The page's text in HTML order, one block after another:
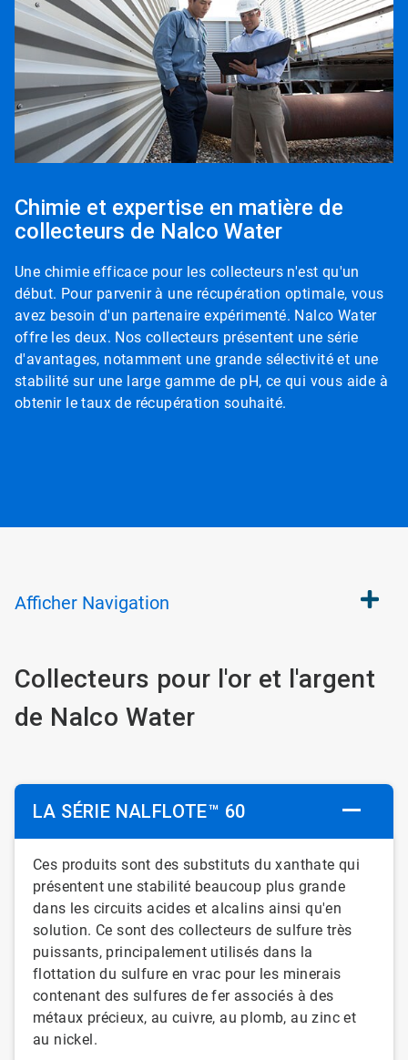
Chimie et expertise en matière de
collecteurs de Nalco Water
Une chimie efficace pour les collecteurs n'est qu'un
début. Pour parvenir à une récupération optimale, vous
avez besoin d'un partenaire expérimenté. Nalco Water
offre les deux.​​​​​​​ Nos collecteurs présentent une série
d'avantages, notamment une grande sélectivité et une
stabilité sur une large gamme de pH, ce qui vous aide à
obtenir le taux de récupération souhaité.
Afficher Navigation
Collecteurs pour l'or et l'argent
de Nalco Water​​​​​​​​​​​​​​
LA SÉRIE NALFLOTE™ 60
Ces produits sont des substituts du xanthate qui
présentent une stabilité beaucoup plus grande
dans les circuits acides et alcalins ainsi qu'en
solution. Ce sont des collecteurs de sulfure très
puissants, principalement utilisés dans la
flottation du sulfure en vrac pour les minerais
contenant des sulfures de fer associés à des
métaux précieux, au cuivre, au plomb, au zinc et
au nickel.